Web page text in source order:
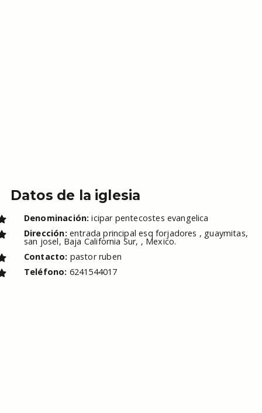
Datos de la iglesia
Denominación: icipar pentecostes evangelica
Dirección: entrada principal esq forjadores , guaymitas,
san josel, Baja California Sur, , Mexico.
Contacto: pastor ruben
Teléfono: 6241544017